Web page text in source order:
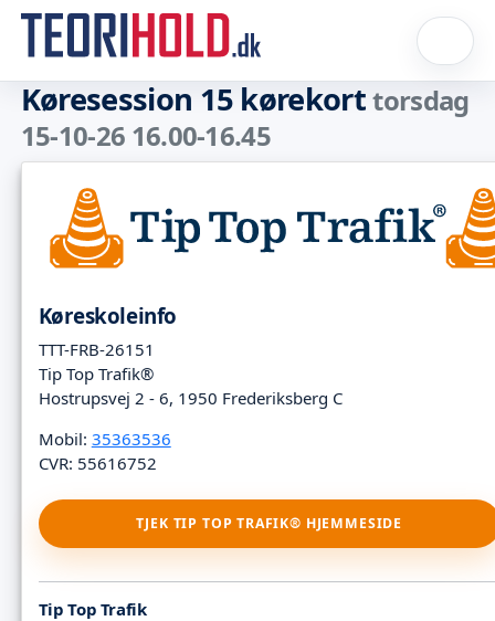
Køresession 15 kørekorttorsdag
15-10-26 16.00-16.45
Køreskoleinfo
TTT-FRB-26151
Tip Top Trafik®
Hostrupsvej 2 - 6, 1950 Frederiksberg C
Mobil: 35363536
CVR: 55616752
TJEK TIP TOP TRAFIK® HJEMMESIDE
Tip Top Trafik